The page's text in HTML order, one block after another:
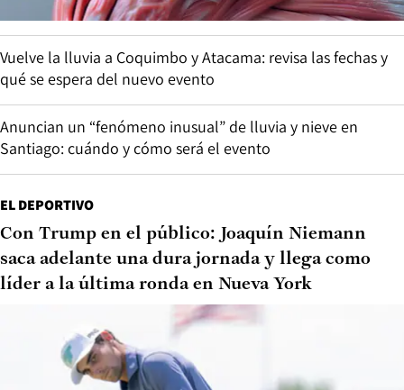
Vuelve la lluvia a Coquimbo y Atacama: revisa las fechas y
qué se espera del nuevo evento
Anuncian un “fenómeno inusual” de lluvia y nieve en
Santiago: cuándo y cómo será el evento
EL DEPORTIVO
Con Trump en el público: Joaquín Niemann
saca adelante una dura jornada y llega como
líder a la última ronda en Nueva York